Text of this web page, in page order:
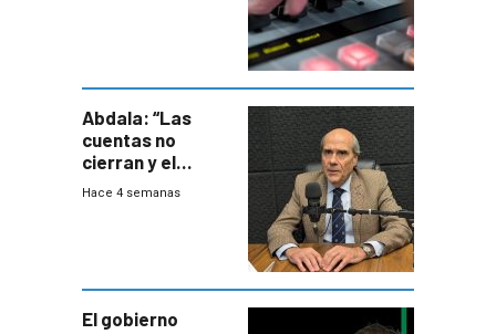
Abdala: “Las
cuentas no
cierran y el
balance del
Hace 4 semanas
El gobierno